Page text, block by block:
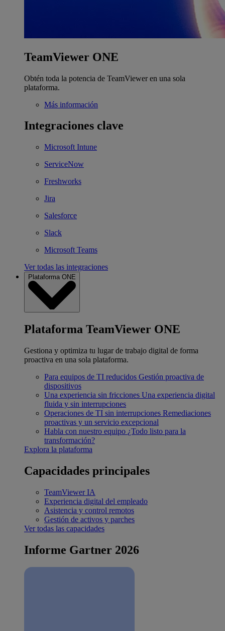
TeamViewer ONE
Obtén toda la potencia de TeamViewer en una sola
plataforma.
Más información
Integraciones clave
Microsoft Intune
ServiceNow
Freshworks
Jira
Salesforce
Slack
Microsoft Teams
Ver todas las integraciones
Plataforma ONE
Plataforma TeamViewer ONE
Gestiona y optimiza tu lugar de trabajo digital de forma
proactiva en una sola plataforma.
Para equipos de TI reducidos Gestión proactiva de
dispositivos
Una experiencia sin fricciones Una experiencia digital
fluida y sin interrupciones
Operaciones de TI sin interrupciones Remediaciones
proactivas y un servicio excepcional
Habla con nuestro equipo ¿Todo listo para la
transformación?
Explora la plataforma
Capacidades principales
TeamViewer IA
Experiencia digital del empleado
Asistencia y control remotos
Gestión de activos y parches
Ver todas las capacidades
Informe Gartner 2026